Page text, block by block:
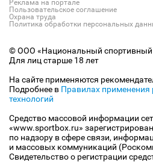
Реклама на портале
Пользовательское соглашение
Охрана труда
Политика обработки персональных
© ООО «Национальный спортивный
Для лиц старше 18 лет
На сайте применяются
Подробнее в Правилах применения
технологий
Средство массовой информации
«www.sportbox.ru»
по надзору в сфере связи,
и массовых коммуникаций
Свидетельство о регистрации